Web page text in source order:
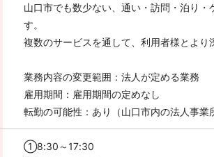
山口市でも数少ない、通い・訪問・泊り
す。
複数のサービスを通して、利用者様とより
業務内容の変更範囲：法人が定める業務
雇用期間：雇用期間の定めなし
転勤の可能性：あり（山口市内の法人事業
①8:30～17:30